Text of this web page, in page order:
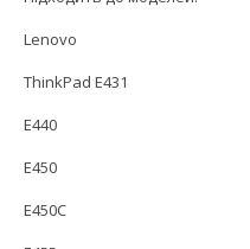
Lenovo
ThinkPad E431
E440
E450
E450C